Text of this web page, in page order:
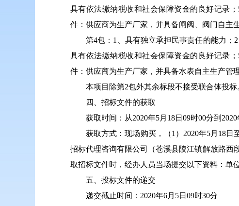
具有依法缴纳税收和社会保障资金的良好记录
件：供应商为生产厂家，并具备闸阀、阀门自主
第4包： 1、具有独立承担民事责任的能力；
具有依法缴纳税收和社会保障资金的良好记录
件：供应商为生产厂家，并具备水表自主生产管
本项目 除第2包外其余标段不接受联合体投标
四、招标文件的获取
获取时间：从2020年5月 18日 09时00分到 2020
获取方式：现场购买，（1 ） 2020年5月 18日
招标代理咨询有限公司（苍溪县陵江镇解放路西
取招标文件时，经办人员当场提交以下资料：单
五、投标文件的递交
递交截止时间： 2020年6月 5日 09时30分